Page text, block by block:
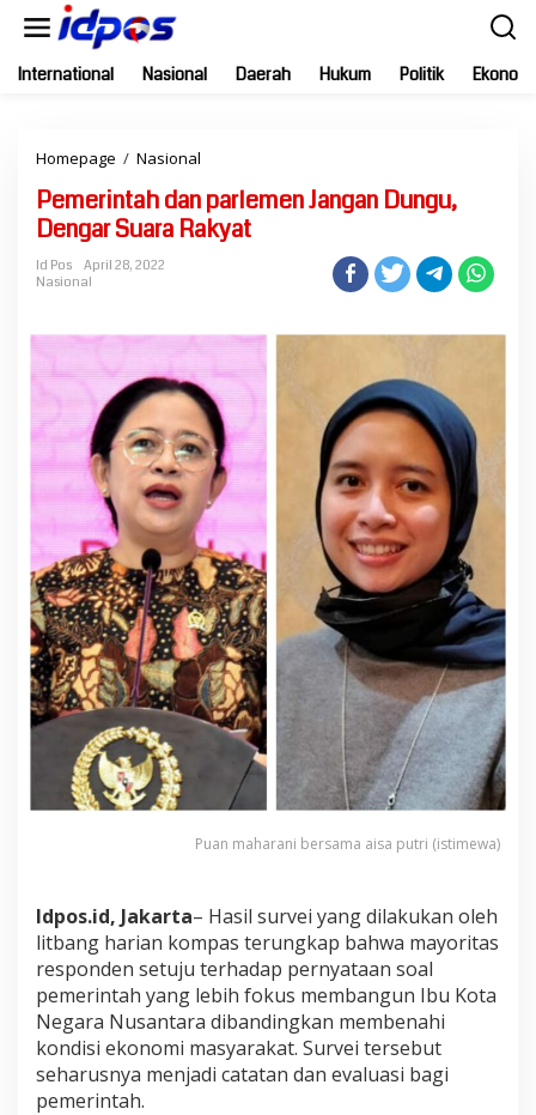
International Nasional Daerah Hukum Politik Ekonomi
Homepage / Nasional
parlemen
Jangan
Dungu,
Pemerintah dan parlemen Jangan Dungu,
Dengar Suara Rakyat
Id Pos
April 28, 2022
Nasional
Puan maharani bersama aisa putri (istimewa)
Idpos.id, Jakarta– Hasil survei yang dilakukan oleh
litbang harian kompas terungkap bahwa mayoritas
responden setuju terhadap pernyataan soal
pemerintah yang lebih fokus membangun Ibu Kota
Negara Nusantara dibandingkan membenahi
kondisi ekonomi masyarakat. Survei tersebut
seharusnya menjadi catatan dan evaluasi bagi
pemerintah.